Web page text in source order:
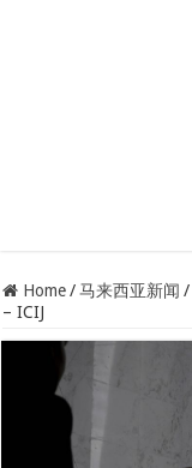
Home / 马来西亚新闻 /
– ICIJ